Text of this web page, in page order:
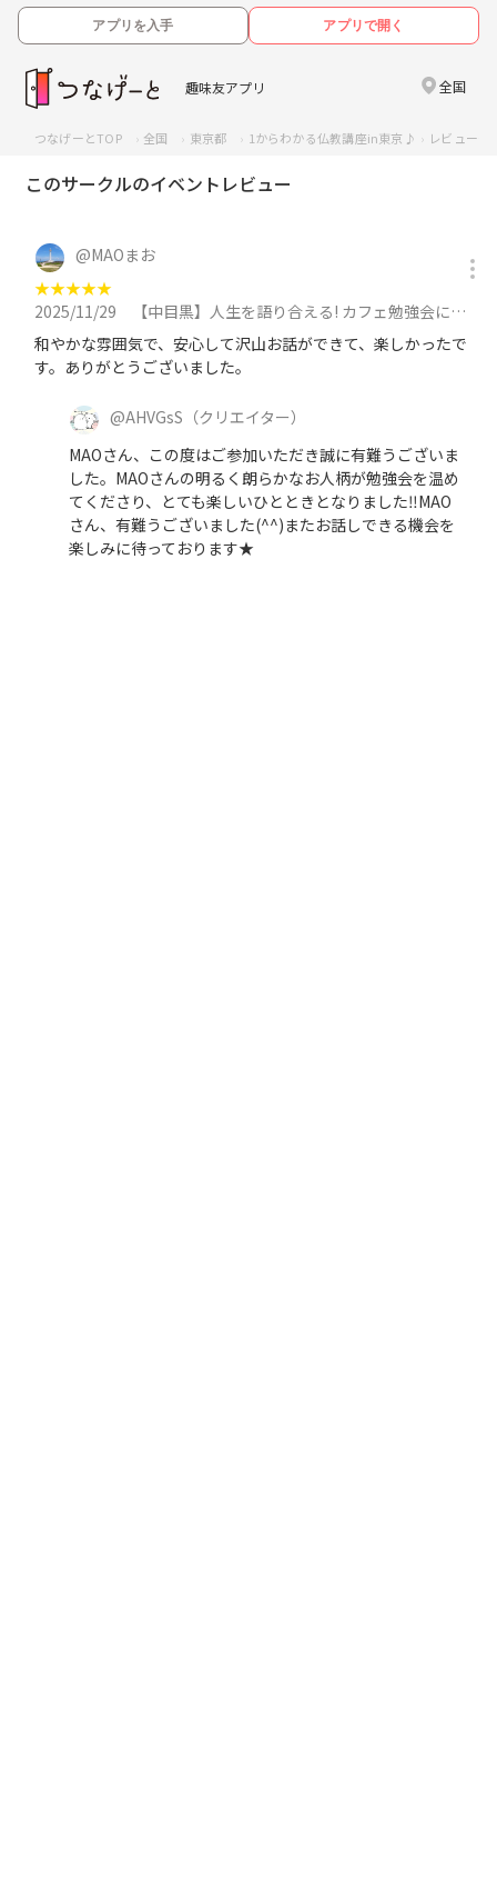
アプリを入手 アプリで開く
趣味友アプリ 全国
つなげーとTOP 全国 東京都 1からわかる仏教講座in東京♪ レビュー一
このサークルのイベントレビュー
@MAOまお
★★★★★
2025/11/29
【中目黒】人生を語り合える! カフェ勉強会に参加
和やかな雰囲気で、安心して沢山お話ができて、楽しかったで
す。ありがとうございました。
@AHVGsS （クリエイター）
MAOさん、この度はご参加いただき誠に有難うございま
した。MAOさんの明るく朗らかなお人柄が勉強会を温め
てくださり、とても楽しいひとときとなりました‼︎MAO
さん、有難うございました(^^)またお話しできる機会を
楽しみに待っております★